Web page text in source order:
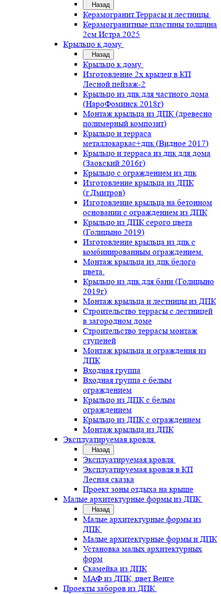
Назад
Керамогранит.Террасы и лестницы
Керамогранитные пластины толщина
2см Истра.2025
Крыльцо к дому
Назад
Крыльцо к дому
Изготовление 2х крылец в КП
Лесной пейзаж-2
Крыльцо из дпк для частного дома
(НароФоминск 2018г)
Монтаж крыльца из ДПК (древесно
полимерный композит)
Крыльцо и терраса
металлокаркас+дпк (Видное 2017)
Крыльцо и терраса из дпк для дома
(Заокский 2016г)
Крыльцо с ограждением из дпк
Изготовление крыльца из ДПК
(г.Дмитров)
Изготовление крыльца на бетонном
основании с ограждением из ДПК
Крыльцо из ДПК серого цвета
(Голицыно 2019)
Изготовление крыльца из дпк с
комбинированным ограждением.
Монтаж крыльца из дпк белого
цвета.
Крыльцо из дпк для бани (Голицыно
2019г)
Монтаж крыльца и лестницы из ДПК
Строительство террасы с лестницей
в загородном доме
Строительство террасы монтаж
ступеней
Монтаж крыльца и ограждения из
ДПК
Входная группа
Входная группа с белым
ограждением
Крыльцо из ДПК с белым
ограждением
Крыльцо из ДПК с ограждением
Монтаж крыльца из ДПК
Эксплуатируемая кровля
Назад
Эксплуатируемая кровля
Эксплуатируемая кровля в КП
Лесная сказка
Проект зоны отдыха на крыше
Малые архитектурные формы из ДПК
Назад
Малые архитектурные формы из
ДПК
Малые архитектурные формы и ДПК
Установка малых архитектурных
форм
Скамейка из ДПК
МАФ из ДПК, цвет Венге
Проекты заборов из ДПК